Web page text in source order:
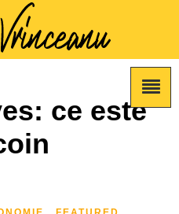
ce este